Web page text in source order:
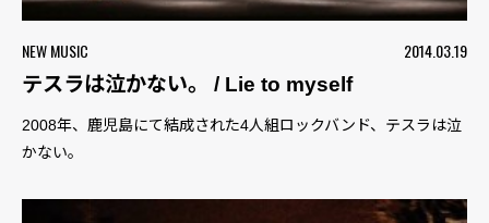
NEW MUSIC
2014.03.19
テスラは泣かない。 / Lie to myself
2008年、鹿児島にて結成された4人組ロックバンド、テスラは泣
かない。